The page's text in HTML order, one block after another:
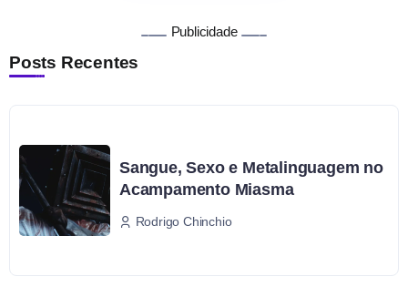
Publicidade
Posts Recentes
Sangue, Sexo e Metalinguagem no
Acampamento Miasma
Rodrigo Chinchio